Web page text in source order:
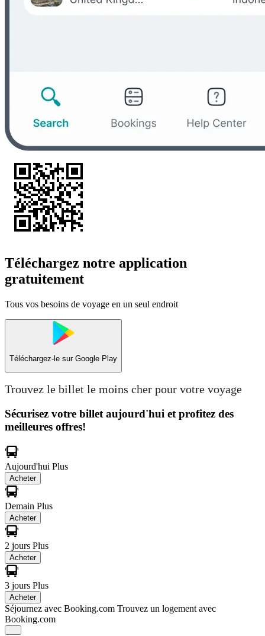
Téléchargez notre application
gratuitement
Tous vos besoins de voyage en un seul endroit
Téléchargez-le sur Google Play
Trouvez le billet le moins cher pour votre voyage
Sécurisez votre billet aujourd'hui et profitez des
meilleures offres!
Aujourd'hui Plus
Acheter
Demain Plus
Acheter
2 jours Plus
Acheter
3 jours Plus
Acheter
Séjournez avec Booking.com Trouvez un logement avec
Booking.com